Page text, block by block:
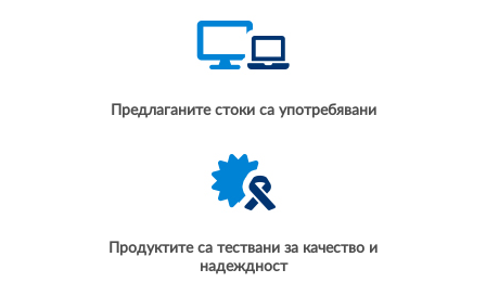
Предлаганите стоки са употребявани
Продуктите са тествани за качество и
надеждност